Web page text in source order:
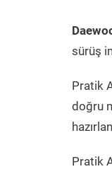
sürüş
Pratik
doğru
Pratik